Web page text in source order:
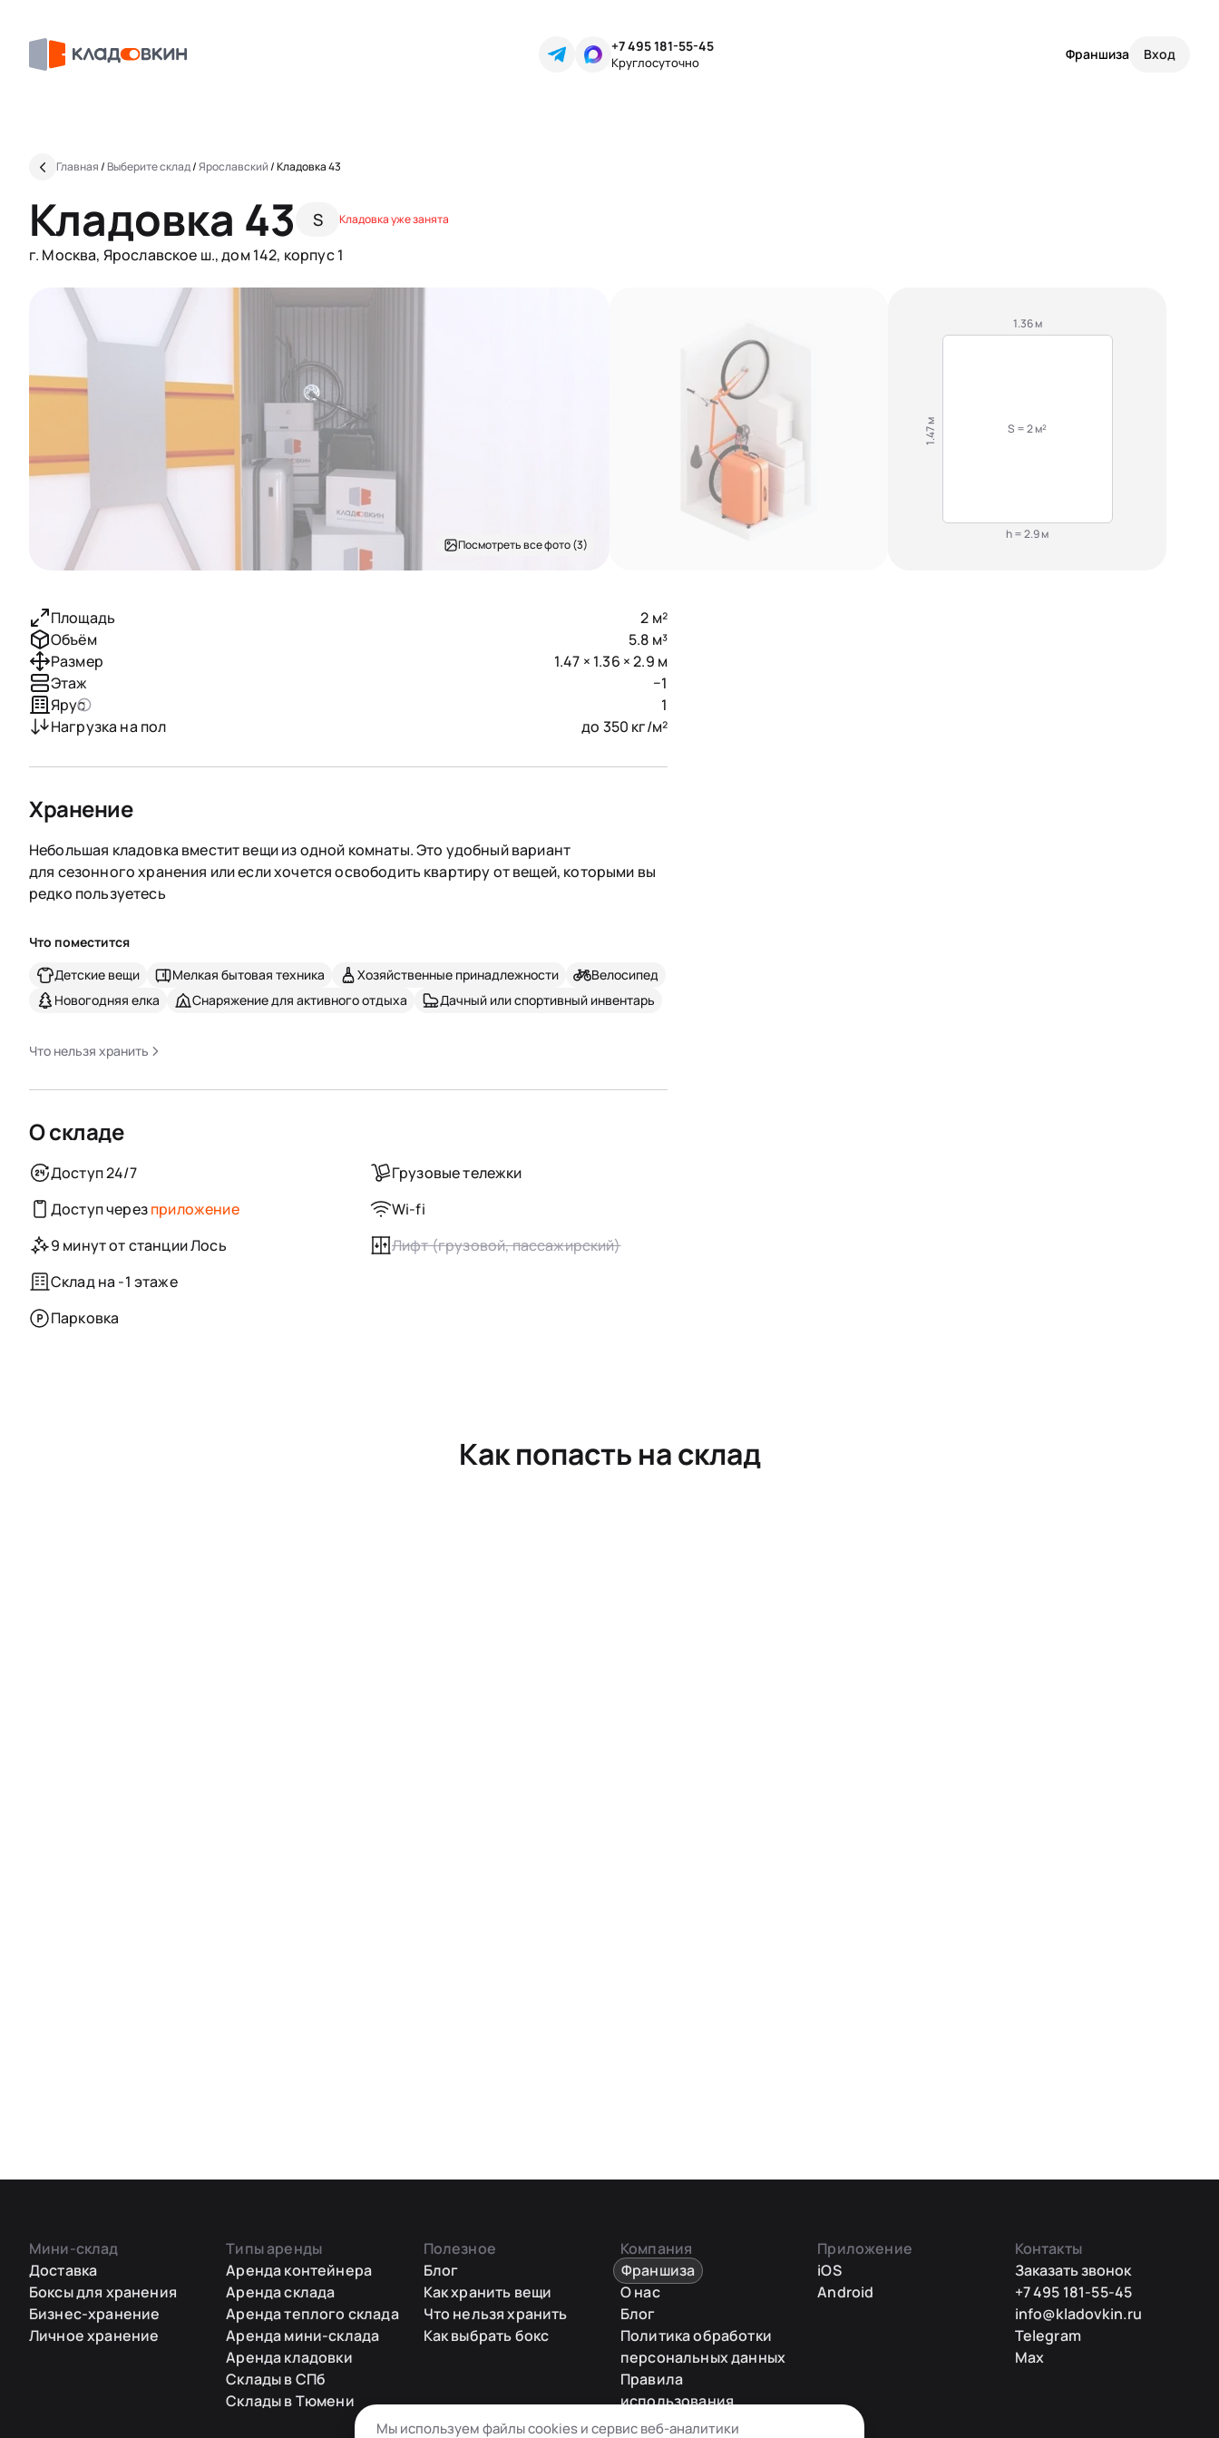
+7 495 181-55-45
Круглосуточно Франшиза Вход
Главная/ Выберите склад/Ярославский/Кладовка 43
Кладовка 43 S Кладовка уже занята
г. Москва, Ярославское ш., дом 142, корпус 1
Посмотреть все фото (3)
1.36 м
S = 2 м²
1.47 м
h = 2.9 м
Площадь
2 м²
Объём
5.8 м³
Размер
1.47 × 1.36 × 2.9 м
Этаж
−1
Ярус
1
Нагрузка на пол
до 350 кг/м²
Хранение
Небольшая кладовка вместит вещи из одной комнаты. Это удобный вариант
для сезонного хранения или если хочется освободить квартиру от вещей, которыми вы
редко пользуетесь
Что поместится
Детские вещи
Мелкая бытовая техника Хозяйственные принадлежности
Велосипед
Новогодняя елка
Снаряжение для активного отдыха Дачный или спортивный инвентарь
Что нельзя хранить
О складе
Доступ 24/7
Грузовые тележки
Доступ черезприложение
Wi-fi
9 минут от станции Лось
Лифт (грузовой, пассажирский)
Склад на -1 этаже
Парковка
Как попасть на склад
Мини-склад
Доставка
Боксы для хранения
Бизнес-хранение
Личное хранение
Типы аренды
Аренда контейнера
Аренда склада
Аренда теплого склада
Аренда мини-склада
Аренда кладовки
Склады в СПб
Склады в Тюмени
Полезное
Блог
Как хранить вещи
Что нельзя хранить
Как выбрать бокс
Компания
Франшиза
О нас
Блог
Политика обработки
персональных данных
Правила
использования
промокодов
Приложение
iOS
Android
Контакты
Заказать звонок
+7 495 181-55-45
info@kladovkin.ru
Telegram
Max
Мы используем файлы cookies и сервис веб-аналитики